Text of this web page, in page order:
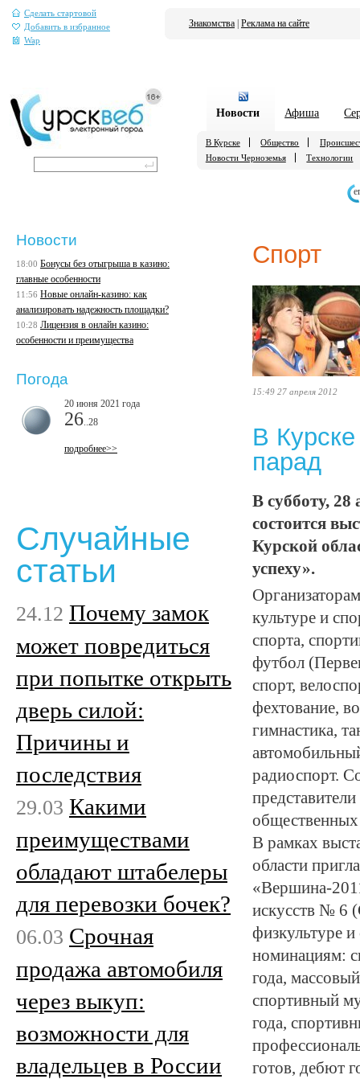
Сделать стартовой
Добавить в избранное
Wap
Знакомства Реклама на сайте
Новости Афиша
В Курске Общество
Новости Черноземья
Технологии
Спорт
15:49 27 апреля 2012
В
парад
В субботу, 28
состоится
Курской
успеху».
культуре и
спорта,
футбол
спорт,
фехтование,
гимнастика,
радиоспорт.
В рамках
области
«Вершина-
искусств № 6
физкультуре
номинациям:
года,
спортивный
года,
готов, дебют
Новости
18:00 Бонусы без отыгрыша в казино:
главные особенности
11:56 Новые онлайн-казино: как
анализировать надежность площадки?
10:28 Лицензия в онлайн казино:
особенности и преимущества
Погода
20 июня 2021 года
26 ..28
подробнее>>
Случайные
статьи
24.12 Почему замок
может повредиться
при попытке открыть
дверь силой:
Причины и
последствия
29.03 Какими
преимуществами
обладают штабелеры
для перевозки бочек?
06.03 Срочная
продажа автомобиля
через выкуп:
возможности для
владельцев в России